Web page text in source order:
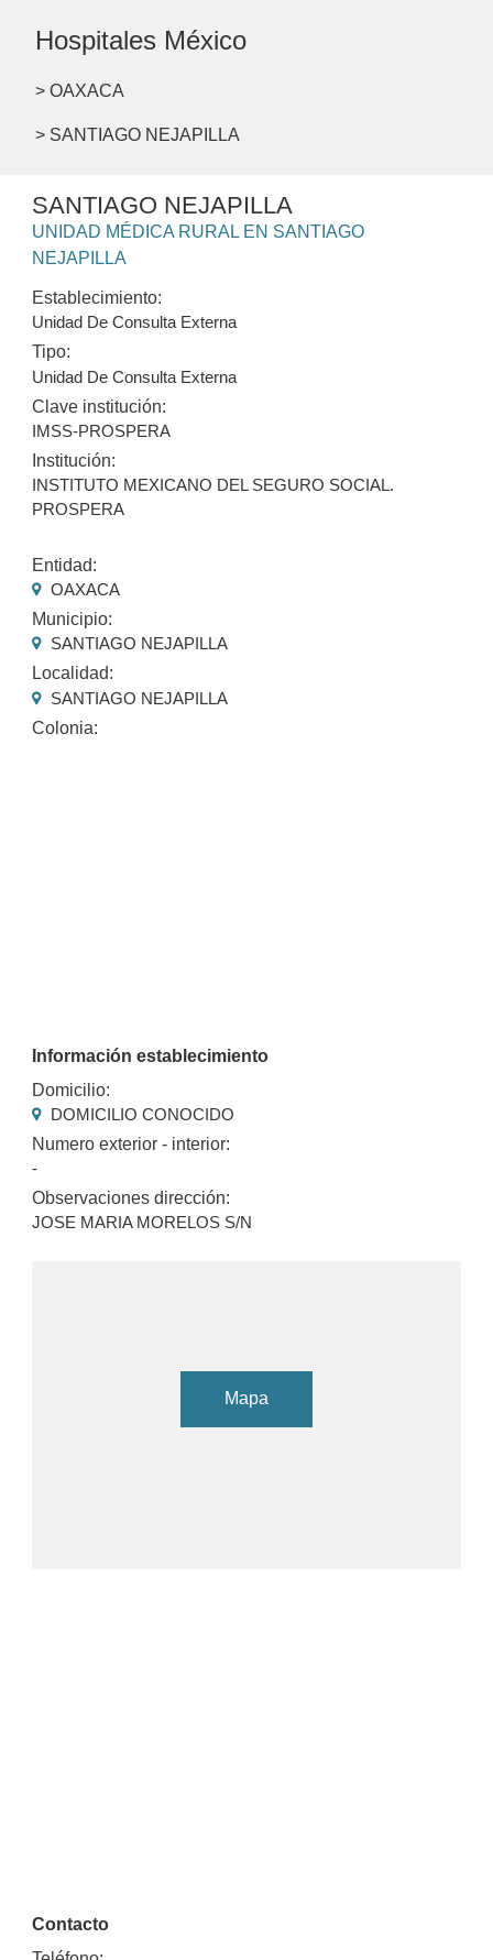
Hospitales México
> OAXACA
> SANTIAGO NEJAPILLA
SANTIAGO NEJAPILLA
UNIDAD MÉDICA RURAL EN SANTIAGO
NEJAPILLA
Establecimiento:
Unidad De Consulta Externa
Tipo:
Unidad De Consulta Externa
Clave institución:
IMSS-PROSPERA
Institución:
INSTITUTO MEXICANO DEL SEGURO SOCIAL.
PROSPERA
Entidad:
OAXACA
Municipio:
SANTIAGO NEJAPILLA
Localidad:
SANTIAGO NEJAPILLA
Colonia:
Información establecimiento
Domicilio:
DOMICILIO CONOCIDO
Numero exterior - interior:
-
Observaciones dirección:
JOSE MARIA MORELOS S/N
Mapa
Contacto